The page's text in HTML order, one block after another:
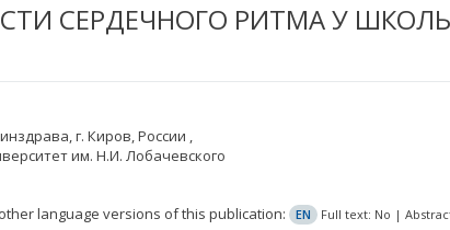
СЕРДЕЧНОГО РИТМА У
г. Киров, России ,
им. Н.И. Лобачевского
language versions of this publication: EN Full text: No |